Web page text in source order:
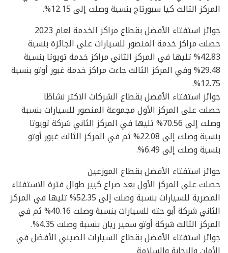
المركز الثالث كيا سبورتاج بنسبة وصلت إلى 12.15%.
جوائز استفتاء الأفضل بقطاع مراكز الخدمة لعام 2023
حصلت مراكز خدمة المنصور للسيارات على الجائزة بنسبة
42.83% تليها في المركز الثاني مراكز خدمة تويوتا بنسبة
29.48% وفي المركز الثالث جاءت مراكز خدمة غبور أوتو بنسبة
12.75%.
جوائز استفتاء الأفضل بقطاع الشركات الاكثر نشاطًا
حصلت على المركز الأول مجموعة المنصور للسيارات بنسبة
وصلت إلى 70.56% تليها في المركز الثاني شركة تويوتا
بنسبة وصلت إلى 22.08% ثم في المركز الثالث غبور أوتو
بنسبة وصلت إلى 6.49%.
جوائز استفتاء الأفضل بقطاع الموزعين
حصلت على المركز الأول بعد صراع كبير طوال فترة الاستفتاء
المصرية للسيارات بنسبة وصلت إلى 52.35% تليها في المركز
الثاني شركة أبو حته للسيارات بنسبة وصلت 40.16% ثم في
المركز الثالث شركة أوتو سمير ريان بنسبة وصلت 4.35%.
جوائز استفتاء الأفضل بقطاع السيارات الصيني الأفضل في